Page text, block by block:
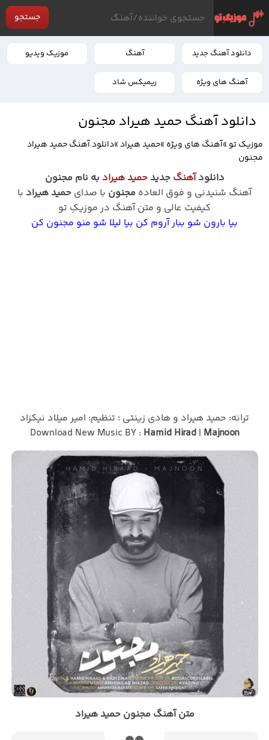
جستجو
دانلود آهنگ جدید آهنگ موزیک ویدیو
آهنگ های ویژه ریمیکس شاد
دانلود آهنگ حمید هیراد مجنون
موزیک تو »آهنگ های ویژه »حمید هیراد»دانلود آهنگ حمید هیراد
مجنون
دانلودآهنگ جدیدحمید هیراد به نام مجنون
آهنگ شنیدنی و فوق العاده مجنون با صدای حمید هیراد با
کیفیت عالی و متن آهنگ در موزیکِ تو
بیا بارون شو ببار آروم کن بیا لیلا شو منو مجنون کن
ترانه: حمید هیراد و هادی زینتی ؛ تنظیم: امیر میلاد نیکزاد
Download New Music BY : Hamid Hirad| Majnoon
متن آهنگ مجنون حمید هیراد